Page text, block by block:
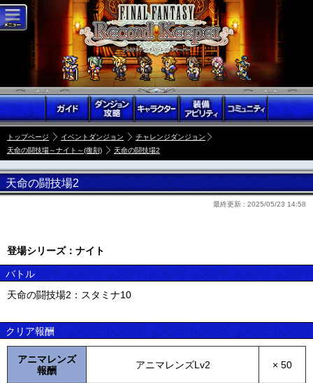
トップページ イベントダンジョン
チャレンジダンジョン
天命の闘技場～ナイト～(復刻)
天命の闘技場2
天命の闘技場2
最終更新 : 2025/05/23 14:58
登場シリーズ：ナイト
バトル
天命の闘技場2：スタミナ10
クリア報酬
アニマレンズ
報酬
アニマレンズLv2 × 50